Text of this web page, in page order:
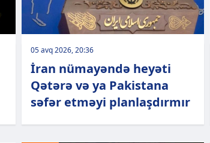
05 avq 2026, 20:36
İran nümayəndə heyəti
Qətərə və ya Pakistana
səfər etməyi planlaşdırmır